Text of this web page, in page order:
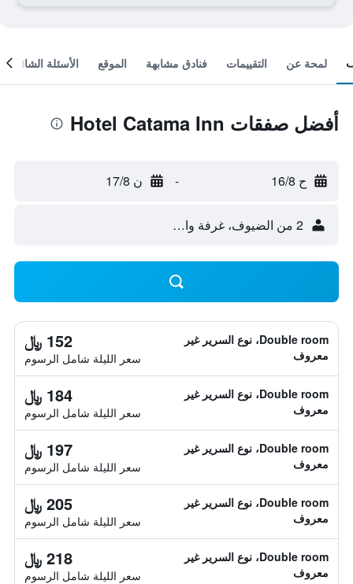
لمحة عن التقييمات فنادق مشابهة الموقع الأسئلة الشائعة
أفضل صفقات Hotel Catama Inn
ح 16/8 - ن 17/8
2 من الضيوف، غرفة واحدة
Double room، نوع السرير غير
معروف
152 ﷼
سعر الليلة شامل الرسوم
Double room، نوع السرير غير
معروف
184 ﷼
سعر الليلة شامل الرسوم
Double room، نوع السرير غير
معروف
197 ﷼
سعر الليلة شامل الرسوم
Double room، نوع السرير غير
معروف
205 ﷼
سعر الليلة شامل الرسوم
Double room، نوع السرير غير
معروف
218 ﷼
سعر الليلة شامل الرسوم